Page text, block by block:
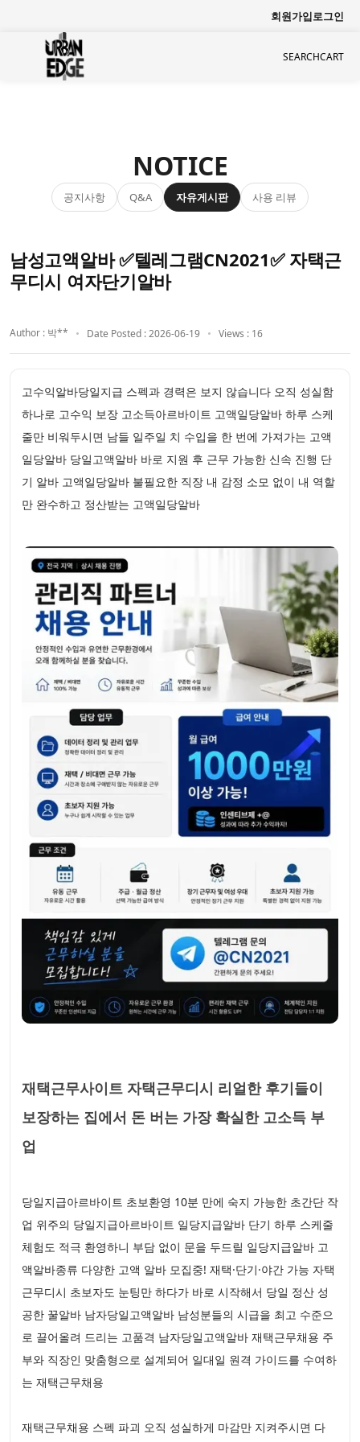
회원가입로그인
SEARCHCART
NOTICE
공지사항 Q&A 자유게시판 사용 리뷰
남성고액알바 ✅텔레그램CN2021✅ 자택근
무디시 여자단기알바
Author : 박** Date Posted : 2026-06-19 Views : 16
고수익알바당일지급 스펙과 경력은 보지 않습니다 오직 성실함
하나로 고수익 보장 고소득아르바이트 고액일당알바 하루 스케
줄만 비워두시면 남들 일주일 치 수입을 한 번에 가져가는 고액
일당알바 당일고액알바 바로 지원 후 근무 가능한 신속 진행 단
기 알바 고액일당알바 불필요한 직장 내 감정 소모 없이 내 역할
만 완수하고 정산받는 고액일당알바
재택근무사이트 자택근무디시 리얼한 후기들이
보장하는 집에서 돈 버는 가장 확실한 고소득 부
업
당일지급아르바이트 초보환영 10분 만에 숙지 가능한 초간단 작
업 위주의 당일지급아르바이트 일당지급알바 단기 하루 스케줄
체험도 적극 환영하니 부담 없이 문을 두드릴 일당지급알바 고
액알바종류 다양한 고액 알바 모집중! 재택·단기·야간 가능 자택
근무디시 초보자도 눈팅만 하다가 바로 시작해서 당일 정산 성
공한 꿀알바 남자당일고액알바 남성분들의 시급을 최고 수준으
로 끌어올려 드리는 고품격 남자당일고액알바 재택근무채용 주
부와 직장인 맞춤형으로 설계되어 일대일 원격 가이드를 수여하
는 재택근무채용
재택근무채용 스펙 파괴 오직 성실하게 마감만 지켜주시면 다